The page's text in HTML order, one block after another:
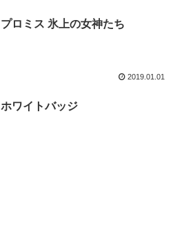
プロミス 氷上の女神たち
2019.01.01
ホワイトバッジ